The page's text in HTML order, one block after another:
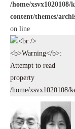
/home/
content/themes/
on line
/home/xsvx1020108/
content/themes/
event.php on line